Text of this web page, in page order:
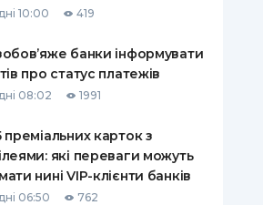
ПОЛІСИ
ПРО СТРАХОВІ
10:00 419
банки інформувати
про статус платежів
08:02 1991
преміальних карток з
які переваги можуть
нині VIP-клієнти банків
06:50 762